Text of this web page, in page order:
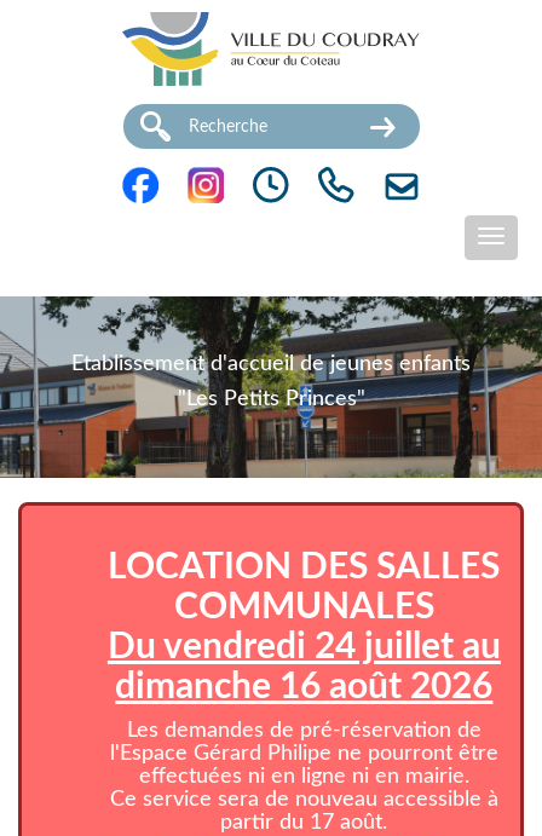
Etablissement d'accueil de jeunes enfants
"Les Petits Princes"
LOCATION DES SALLES
COMMUNALES
Du vendredi 24 juillet au
dimanche 16 août 2026
Les demandes de pré-réservation de
l'Espace Gérard Philipe ne pourront être
effectuées ni en ligne ni en mairie.
Ce service sera de nouveau accessible à
partir du 17 août.